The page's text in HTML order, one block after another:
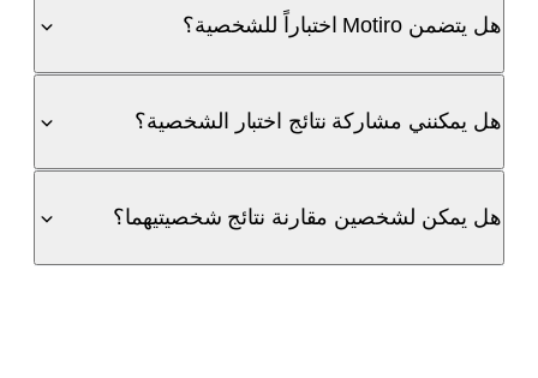
هل يتضمن Motiro اختباراً للشخصية؟
هل يمكنني مشاركة نتائج اختبار الشخصية؟
هل يمكن لشخصين مقارنة نتائج شخصيتيهما؟